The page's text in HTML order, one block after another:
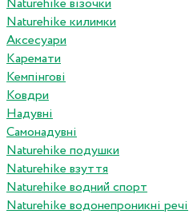
Naturehike візочки
Naturehike килимки
Аксесуари
Каремати
Кемпінгові
Ковдри
Надувні
Самонадувні
Naturehike подушки
Naturehike взуття
Naturehike водний спорт
Naturehike водонепроникні речі